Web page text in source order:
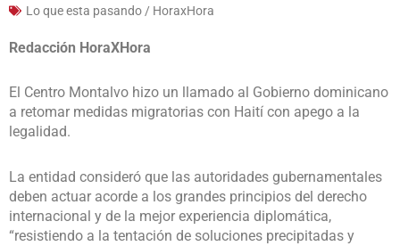
Lo que esta pasando / HoraxHora
Redacción HoraXHora
El Centro Montalvo hizo un llamado al Gobierno dominicano
a retomar medidas migratorias con Haití con apego a la
legalidad.
La entidad consideró que las autoridades gubernamentales
deben actuar acorde a los grandes principios del derecho
internacional y de la mejor experiencia diplomática,
“resistiendo a la tentación de soluciones precipitadas y